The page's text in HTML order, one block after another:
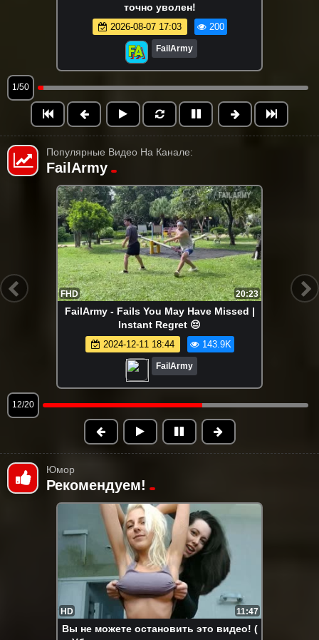
точно уволен!
2026-08-07 17:03 200
FailArmy
1/50
Популярные Видео На Канале:
FailArmy
FHD 21:15
FailArmy - Лучшие неудачи девушек
всех времён | летние неудачи горячих
девушек!
2025-08-20 16:48 141.8K
FailArmy
13/20
Юмор
Рекомендуем!
HD 11:47
Вы не можете остановить это видео! (